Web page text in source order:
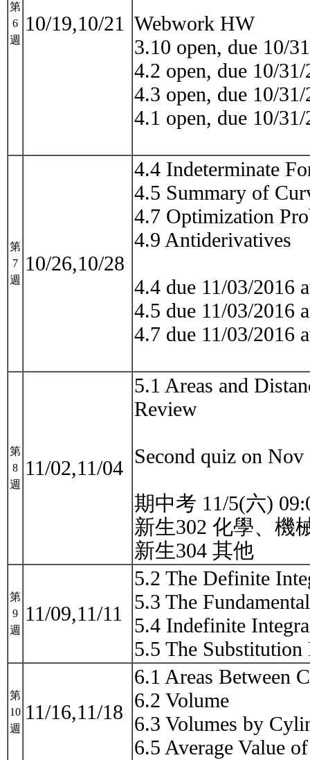
第
6
週
10/19,10/21 Webwork HW
3.10 open, due 10/
4.2 open, due 10/
4.3 open, due 10/
4.1 open, due 10/
第
7
週
10/26,10/28
4.4 Indeterminate
4.5 Summary of
4.7 Optimization
4.9 Antiderivatives
4.4 due 11/03/2016
4.5 due 11/03/2016
4.7 due 11/03/2016
第
8
週
11/02,11/04
5.1 Areas and
Review
Second quiz on
期中考 11/5(六)
新生302 化學、機
新生304 其他
第
9
週
11/09,11/11
5.2 The Definite
5.3 The
5.4 Indefinite
5.5 The
第
10
週
11/16,11/18
6.1 Areas Between
6.2 Volume
6.3 Volumes by
6.5 Average Value